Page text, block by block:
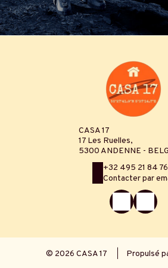
CASA 17
17 Les Ruelles,
5300 ANDENNE -
+32 495 21 84 76
Contacter par
© 2026 CASA 17 Propulsé